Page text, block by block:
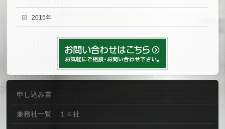
2015年
申し込み書
兼務社一覧 １４社